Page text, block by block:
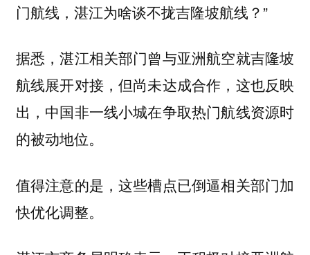
门航线，湛江为啥谈不拢吉隆坡航线？”
据悉，湛江相关部门曾与亚洲航空就吉隆坡
航线展开对接，但尚未达成合作，这也反映
出，中国非一线小城在争取热门航线资源时
的被动地位。
值得注意的是，这些槽点已倒逼相关部门加
快优化调整。